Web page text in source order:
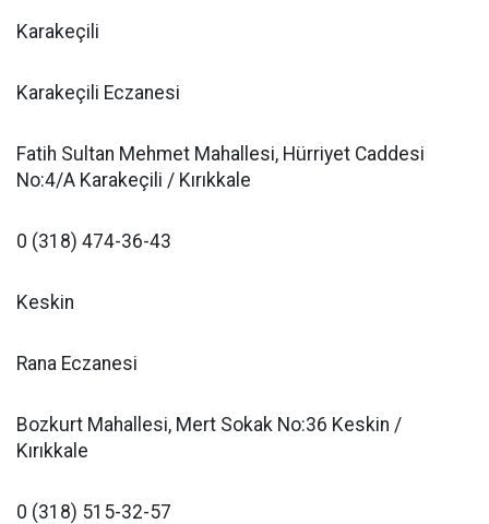
Karakeçili
Karakeçili Eczanesi
Fatih Sultan Mehmet Mahallesi, Hürriyet Caddesi
No:4/A Karakeçili / Kırıkkale
0 (318) 474-36-43
Keskin
Rana Eczanesi
Bozkurt Mahallesi, Mert Sokak No:36 Keskin /
Kırıkkale
0 (318) 515-32-57